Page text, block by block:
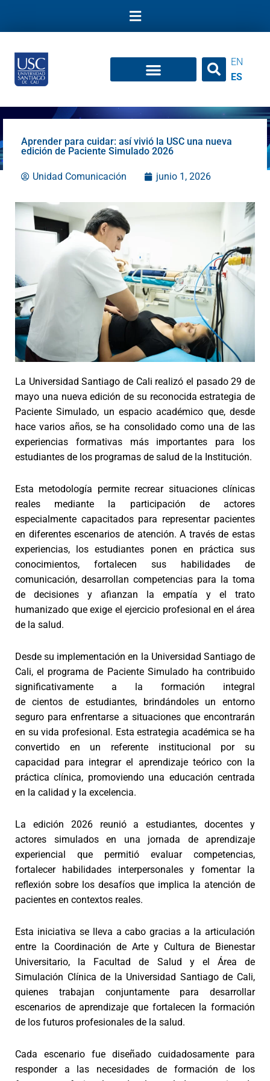
EN
ES
Aprender para cuidar: así vivió la USC una nueva
edición de Paciente Simulado 2026
Unidad Comunicación junio 1, 2026
La Universidad Santiago de Cali realizó el pasado 29 de
mayo una nueva edición de su reconocida estrategia de
Paciente Simulado, un espacio académico que, desde
hace varios años, se ha consolidado como una de las
experiencias formativas más importantes para los
estudiantes de los programas de salud de la Institución.
Esta metodología permite recrear situaciones clínicas
reales mediante la participación de actores
especialmente capacitados para representar pacientes
en diferentes escenarios de atención. A través de estas
experiencias, los estudiantes ponen en práctica sus
conocimientos, fortalecen sus habilidades de
comunicación, desarrollan competencias para la toma
de decisiones y afianzan la empatía y el trato
humanizado que exige el ejercicio profesional en el área
de la salud.
Desde su implementación en la Universidad Santiago de
Cali, el programa de Paciente Simulado ha contribuido
significativamente a la formación integral
de cientos de estudiantes, brindándoles un entorno
seguro para enfrentarse a situaciones que encontrarán
en su vida profesional. Esta estrategia académica se ha
convertido en un referente institucional por su
capacidad para integrar el aprendizaje teórico con la
práctica clínica, promoviendo una educación centrada
en la calidad y la excelencia.
La edición 2026 reunió a estudiantes, docentes y
actores simulados en una jornada de aprendizaje
experiencial que permitió evaluar competencias,
fortalecer habilidades interpersonales y fomentar la
reflexión sobre los desafíos que implica la atención de
pacientes en contextos reales.
Esta iniciativa se lleva a cabo gracias a la articulación
entre la Coordinación de Arte y Cultura de Bienestar
Universitario, la Facultad de Salud y el Área de
Simulación Clínica de la Universidad Santiago de Cali,
quienes trabajan conjuntamente para desarrollar
escenarios de aprendizaje que fortalecen la formación
de los futuros profesionales de la salud.
Cada escenario fue diseñado cuidadosamente para
responder a las necesidades de formación de los